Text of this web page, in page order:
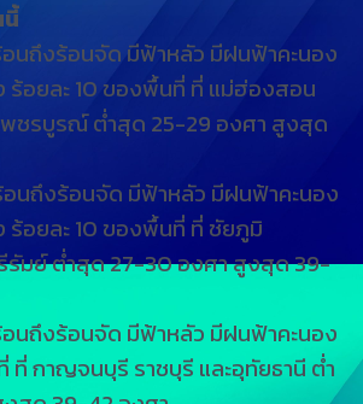
นถึงร้อนจัด มีฟ้าหลัว มีฝนฟ้าคะนอง
ร้อยละ 10 ของพื้นที่ ที่ แม่ฮ่องสอน
พชรบูรณ์ ต่ำสุด 25-29 องศา สูงสุด
อนถึงร้อนจัด มีฟ้าหลัว มีฝนฟ้าคะนอง
ร้อยละ 10 ของพื้นที่ ที่ ชัยภูมิ
รัมย์ ต่ำสุด 27-30 องศา สูงสุด 39-
นถึงร้อนจัด มีฟ้าหลัว มีฝนฟ้าคะนอง
ที่ กาญจนบุรี ราชบุรี และอุทัยธานี ต่ำ